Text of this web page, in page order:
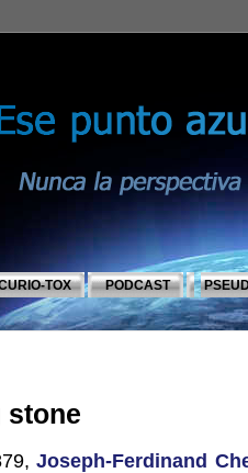
TOX PODCAST
stone
Joseph-Ferdinand